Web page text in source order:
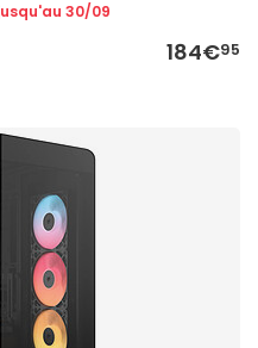
30/09
184€95